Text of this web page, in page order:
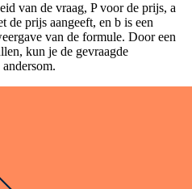
van de vraag, P voor de prijs, a
de prijs aangeeft, en b is een
van de formule. Door een
kun je de gevraagde